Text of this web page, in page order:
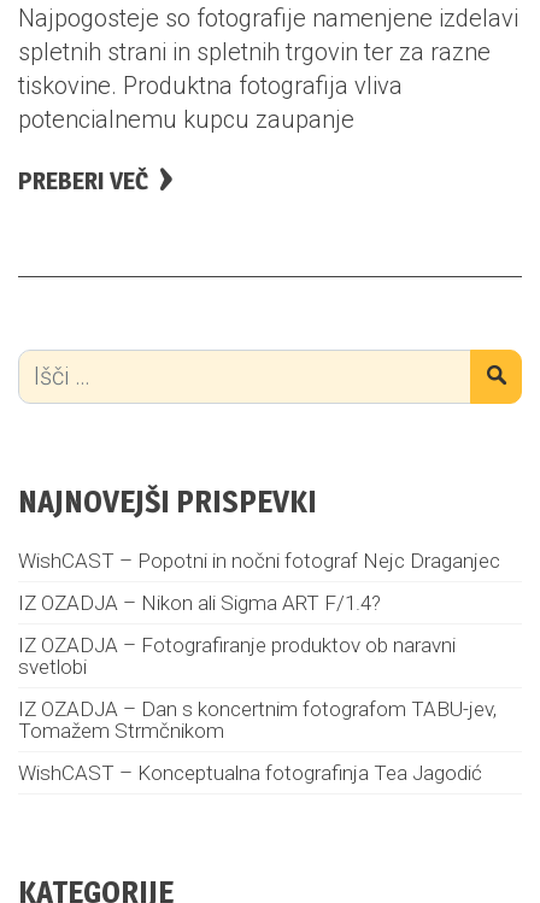
Najpogosteje so fotografije namenjene izdelavi
spletnih strani in spletnih trgovin ter za razne
tiskovine. Produktna fotografija vliva
potencialnemu kupcu zaupanje
PREBERI VEČ
NAJNOVEJŠI PRISPEVKI
WishCAST – Popotni in nočni fotograf Nejc Draganjec
IZ OZADJA – Nikon ali Sigma ART F/1.4?
IZ OZADJA – Fotografiranje produktov ob naravni
svetlobi
IZ OZADJA – Dan s koncertnim fotografom TABU-jev,
Tomažem Strmčnikom
WishCAST – Konceptualna fotografinja Tea Jagodić
KATEGORIJE